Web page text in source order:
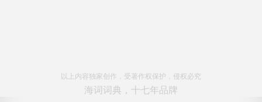
以上内容独家创作，受著作权保护，侵权必究
海词词典，十七年品牌